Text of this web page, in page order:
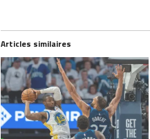
Articles similaires